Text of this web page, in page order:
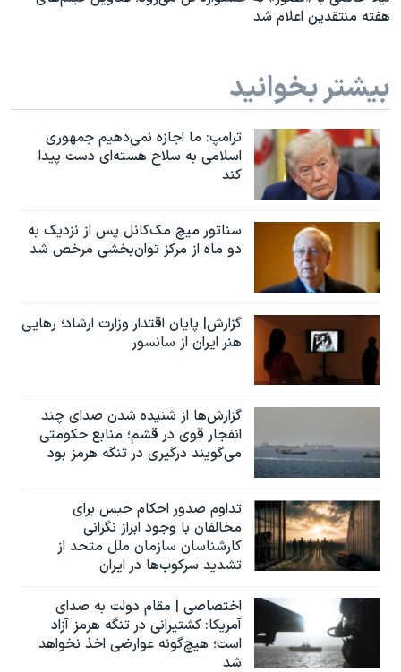
هفته منتقدین اعلام شد
بیشتر بخوانید
ترامپ: ما اجازه نمی‌دهیم جمهوری
اسلامی به سلاح هسته‌ای دست پیدا
کند
سناتور میچ مک‌کانل پس از نزدیک به
دو ماه از مرکز توان‌بخشی مرخص شد
گزارش| پایان اقتدار وزارت ارشاد؛ رهایی
هنر ایران از سانسور
گزارش‌ها از شنیده شدن صدای چند
انفجار قوی در قشم؛ منابع حکومتی
می‌گویند درگیری در تنگه هرمز بود
تداوم صدور احکام حبس برای
مخالفان با وجود ابراز نگرانی
کارشناسان سازمان ملل متحد از
تشدید سرکوب‌ها در ایران
اختصاصی | مقام دولت به صدای
آمریکا: کشتیرانی در تنگه هرمز آزاد
است؛ هیچ‌گونه عوارضی اخذ نخواهد
شد